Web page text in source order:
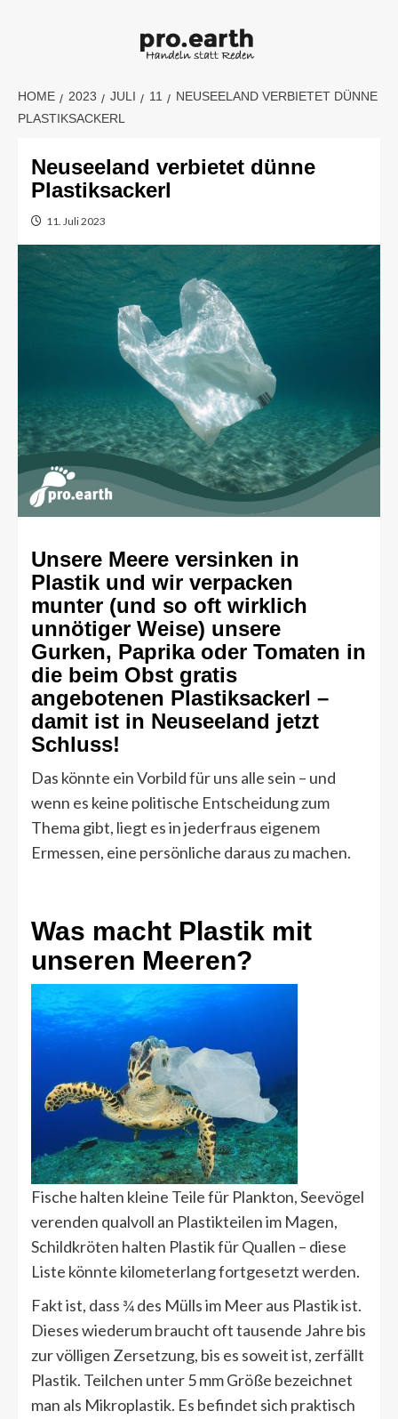
HOME 2023 JULI 11
NEUSEELAND VERBIETET DÜNNE
PLASTIKSACKERL
Neuseeland verbietet dünne
Plastiksackerl
11. Juli 2023
Unsere Meere versinken in
Plastik und wir verpacken
munter (und so oft wirklich
unnötiger Weise) unsere
Gurken, Paprika oder Tomaten in
die beim Obst gratis
angebotenen Plastiksackerl –
damit ist in Neuseeland jetzt
Schluss!
Das könnte ein Vorbild für uns alle sein – und
wenn es keine politische Entscheidung zum
Thema gibt, liegt es in jederfraus eigenem
Ermessen, eine persönliche daraus zu machen.
Was macht Plastik mit
unseren Meeren?
Fische halten kleine Teile für Plankton, Seevögel
verenden qualvoll an Plastikteilen im Magen,
Schildkröten halten Plastik für Quallen – diese
Liste könnte kilometerlang fortgesetzt werden.
Fakt ist, dass ¾ des Mülls im Meer aus Plastik ist.
Dieses wiederum braucht oft tausende Jahre bis
zur völligen Zersetzung, bis es soweit ist, zerfällt
Plastik. Teilchen unter 5 mm Größe bezeichnet
man als Mikroplastik. Es befindet sich praktisch